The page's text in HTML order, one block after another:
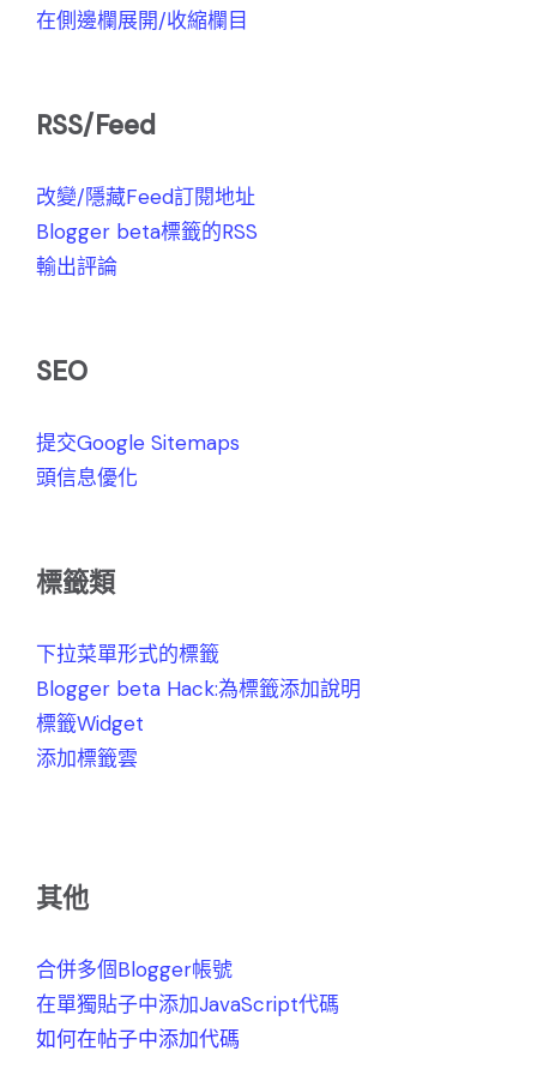
在側邊欄展開/收縮欄目
RSS/Feed
改變/隱藏Feed訂閱地址
Blogger beta標籤的RSS
輸出評論
SEO
提交Google Sitemaps
頭信息優化
標籤類
下拉菜單形式的標籤
Blogger beta Hack:為標籤添加說明
標籤Widget
添加標籤雲
其他
合併多個Blogger帳號
在單獨貼子中添加JavaScript代碼
如何在帖子中添加代碼